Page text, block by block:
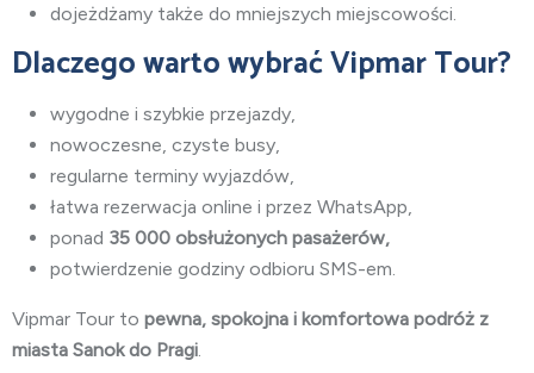
dojeżdżamy także do mniejszych miejscowości.
Dlaczego warto wybrać Vipmar Tour?
wygodne i szybkie przejazdy,
nowoczesne, czyste busy,
regularne terminy wyjazdów,
łatwa rezerwacja online i przez WhatsApp,
ponad 35 000 obsłużonych pasażerów,
potwierdzenie godziny odbioru SMS-em.
Vipmar Tour to pewna, spokojna i komfortowa podróż z
miasta Sanok do Pragi